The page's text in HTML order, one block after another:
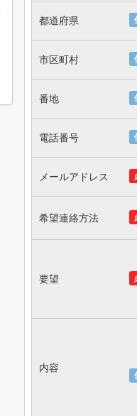
都道府県
市区町村
番地
電話番号
メールアドレス
希望連絡方法
要望
内容